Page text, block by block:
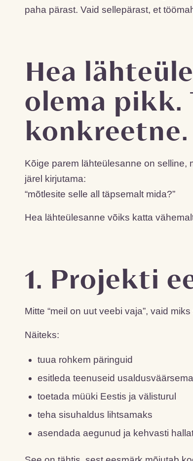
paha pärast. Vaid sellepärast, et
Hea
olema pikk.
konkreetne.
Kõige parem lähteülesanne on selline,
järel kirjutama:
“mõtlesite selle all täpsemalt mida?”
Hea lähteülesanne võiks katta
1. Projekti
Mitte “meil on uut veebi vaja”, vaid
Näiteks:
tuua rohkem päringuid
esitleda teenuseid
toetada müüki Eestis ja välisturul
teha sisuhaldus lihtsamaks
asendada aegunud ja kehvasti